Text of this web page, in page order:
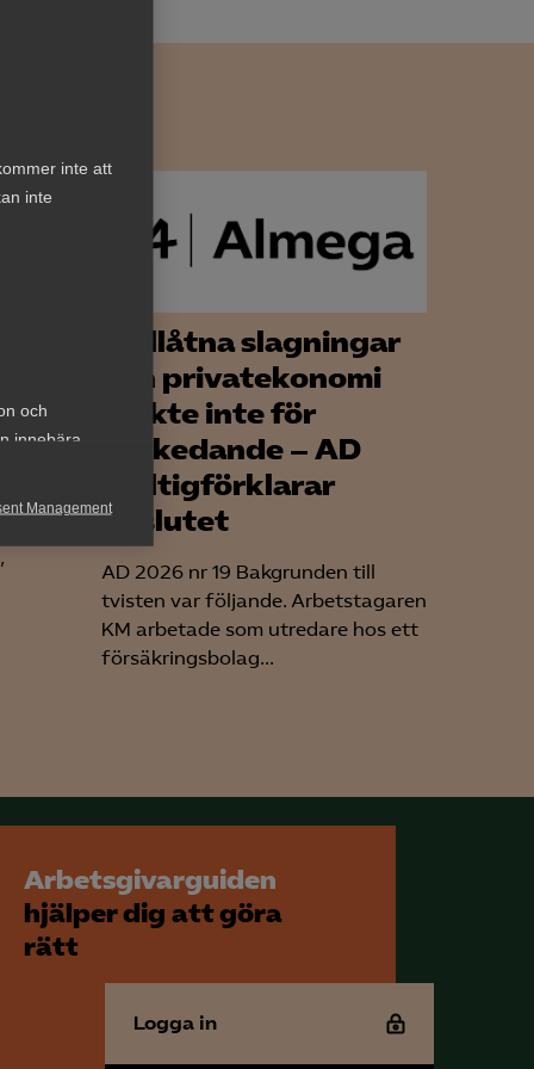
inte att
inte
och
innebära
Management
Otillåtna slagningar
och privatekonomi
räckte inte för
avskedande – AD
ogiltigförklarar
beslutet
AD 2026 nr 19 Bakgrunden till
tvisten var följande. Arbetstagaren
KM arbetade som utredare hos ett
försäkringsbolag...
Arbetsgivarguiden
hjälper dig att göra
rätt
Logga in